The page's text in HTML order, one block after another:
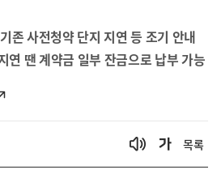
존 사전청약 단지 지연 등 조기 안내
연 땐 계약금 일부 잔금으로 납부 가능
목록